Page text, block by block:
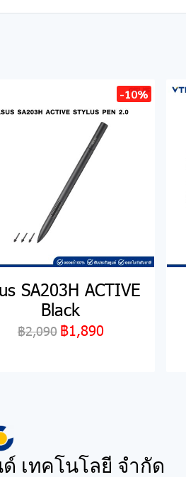
-10%
SA203H ACTIVE
Black
฿2,090 ฿1,890
เทคโนโลยี จำกัด